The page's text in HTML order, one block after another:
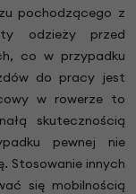
pochodzącego z
odzieży przed
co w przypadku
do pracy jest
w rowerze to
skutecznością
pewnej nie
Stosowanie innych
się mobilnością